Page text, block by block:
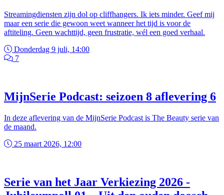
Streamingdiensten zijn dol op cliffhangers. Ik iets minder. Geef mij
maar een serie die gewoon weet wanneer het tijd is voor de
aftiteling. Geen wachttijd, geen frustratie, wél een goed verhaal.
Donderdag 9 juli, 14:00
7
MijnSerie Podcast: seizoen 8 aflevering 6
In deze aflevering van de MijnSerie Podcast is The Beauty serie van
de maand.
25 maart 2026, 12:00
Serie van het Jaar Verkiezing 2026 -